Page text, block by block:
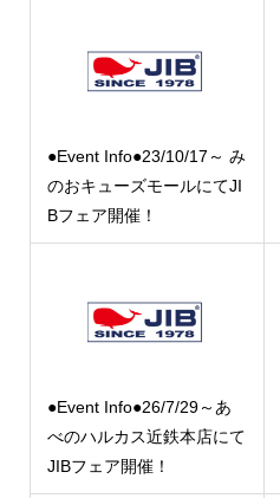
●Event Info●23/10/17～ み
のおキューズモールにてJI
Bフェア開催！
●Event Info●26/7/29～あ
べのハルカス近鉄本店にて
JIBフェア開催！